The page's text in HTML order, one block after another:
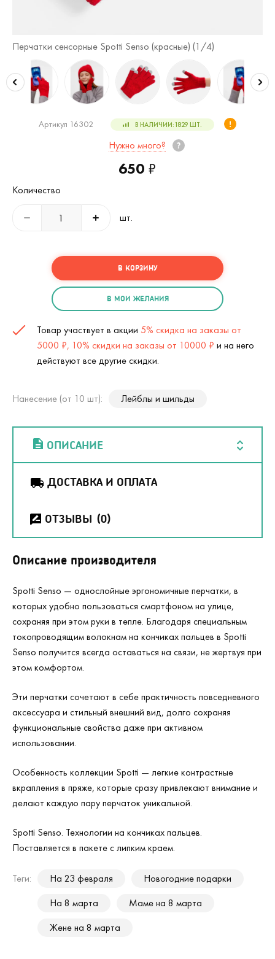
Перчатки сенсорные Spotti Senso (красные) (1 /4)
Артикул 16302 В НАЛИЧИИ:1829 ШТ.
Нужно много?
650 ₽
Количество
шт.
В КОРЗИНУ
В МОИ ЖЕЛАНИЯ
Товар участвует в акции 5% скидка на заказы от
5000 ₽, 10% скидки на заказы от 10000 ₽ и на него
действуют все другие скидки.
Нанесение (от 10 шт): Лейблы и шильды
ОПИСАНИЕ
ДОСТАВКА И ОПЛАТА
ОТЗЫВЫ (0)
Описание производителя
Spotti Senso — однослойные эргономичные перчатки, в
которых удобно пользоваться смартфоном на улице,
сохраняя при этом руки в тепле. Благодаря специальным
токопроводящим волокнам на кончиках пальцев в Spotti
Senso получится всегда оставаться на связи, не жертвуя при
этом комфортом.
Эти перчатки сочетают в себе практичность повседневного
аксессуара и стильный внешний вид, долго сохраняя
функциональные свойства даже при активном
использовании.
Особенность коллекции Spotti — легкие контрастные
вкрапления в пряже, которые сразу привлекают внимание и
делают каждую пару перчаток уникальной.
Spotti Senso. Технологии на кончиках пальцев.
Поставляется в пакете с липким краем.
Теги: На 23 февраля
Новогодние подарки
На 8 марта
Маме на 8 марта
Жене на 8 марта